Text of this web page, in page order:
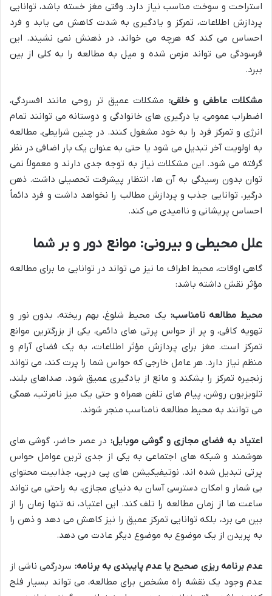
استراحت و سوخت مناسب نیاز دارد. وقتی مغز خسته باشد، توانایی
پردازش اطلاعات، تمرکز و یادگیری به شدت کاهش می یابد و فرد
احساس می کند که هرچه می خواند، در ذهنش نمی نشیند. این
فرسودگی می تواند مزمن شده و میل به مطالعه را به کلی از بین
ببرد.
مشکلات عاطفی و خلقی: مشکلات عمیق تر روحی مانند افسردگی،
اضطراب عمومی، یا درگیری های خانوادگی و دوستانه می توانند تمام
انرژی و تمرکز فرد را به خود مشغول کنند. در چنین شرایطی، مطالعه
به اولویت آخر تبدیل می شود یا حتی به عنوان یک بار اضافی در نظر
گرفته می شود. این مشکلات نیاز به توجه جدی دارند و معمولاً نمی
توان بدون رسیدگی به آن ها، انتظار پیشرفت تحصیلی داشت. ذهن
درگیر، توانایی جذب و پردازش مطالب را نخواهد داشت و فرد دائماً
احساس پریشانی و ناامیدی می کند.
علل محیطی و بیرونی: موانع دور و بر شما
گاهی اوقات، محیط اطراف ما نیز می تواند در توانایی ما برای مطالعه
مؤثر نقش داشته باشد:
محیط مطالعه نامناسب: یک محیط شلوغ، بهم ریخته، بدون نور و
تهویه کافی، و پر از حواس پرتی های دائمی، یکی از بزرگترین موانع
تمرکز است. مغز برای پردازش مؤثر اطلاعات، به یک فضای آرام و
منظم نیاز دارد. هر عامل خارجی که حواس شما را پرت کند، می تواند
زنجیره تمرکز را بشکند و مانع از یادگیری عمیق شود. صداهای بلند،
تلویزیون روشن، پیام های تلفن همراه و حتی یک میز نامرتب، همگی
می توانند به محیط مطالعه نامناسب منجر شوند.
اعتیاد به فضای مجازی و گوشی موبایل: در عصر حاضر، گوشی های
هوشمند و شبکه های اجتماعی به یکی از جدی ترین عوامل حواس
پرتی تبدیل شده اند. نوتیفیکیشن های پی درپی، جذابیت محتوای
بی شمار و امکان دسترسی آسان به دنیای مجازی، به راحتی می تواند
ساعت ها از زمان مطالعه را تلف کند. این اعتیاد، نه تنها زمان را از
بین می برد، بلکه توانایی تمرکز عمیق را نیز کاهش می دهد و ذهن را
به پریدن از یک موضوع به موضوع دیگر عادت می دهد.
عدم برنامه ریزی صحیح یا عدم پایبندی به برنامه: سردرگمی ناشی از
عدم وجود یک نقشه راه مشخص برای مطالعه، می تواند بسیار فلج